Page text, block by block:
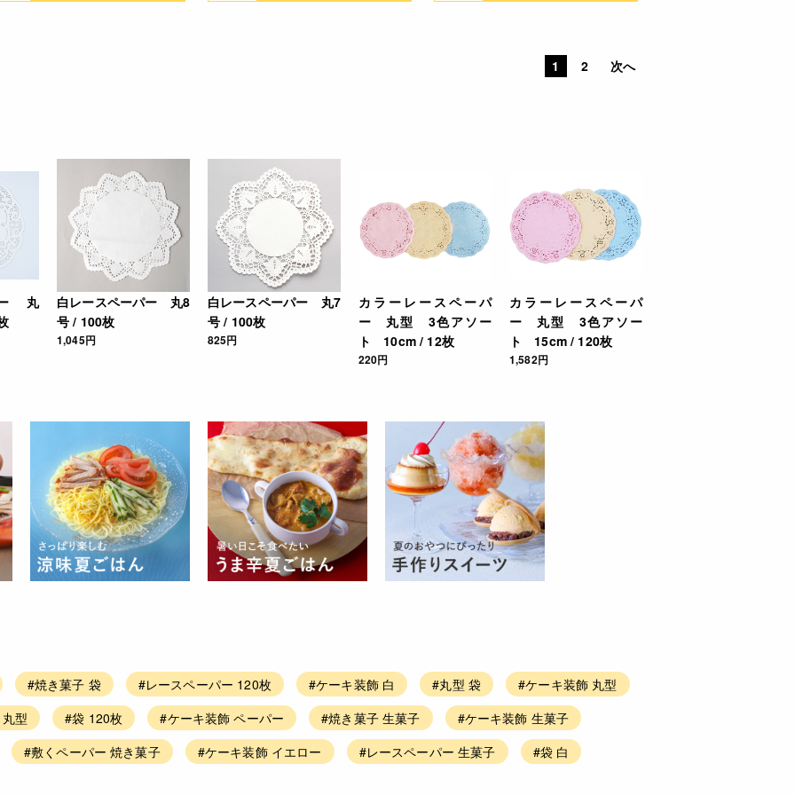
1 2 次へ
丸
白レースペーパー 丸8
号 / 100枚
1,045円
白レースペーパー 丸7
号 / 100枚
825円
カラーレースペーパ
ー 丸型 3色アソー
ト 10cm / 12枚
220円
カラーレースペーパ
ー 丸型 3色アソー
ト 15cm / 120枚
1,582円
#焼き菓子 袋 #レースペーパー 120枚 #ケーキ装飾 白 #丸型 袋
#ケーキ装飾 丸型
型
#袋 120枚 #ケーキ装飾 ペーパー #焼き菓子 生菓子
#ケーキ装飾 生菓子
#敷くペーパー 焼き菓子
#ケーキ装飾 イエロー #レースペーパー 生菓子 #袋 白